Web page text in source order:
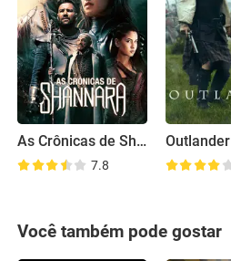
As Crônicas de Shannara
7.8
Outlander
Você também pode gostar